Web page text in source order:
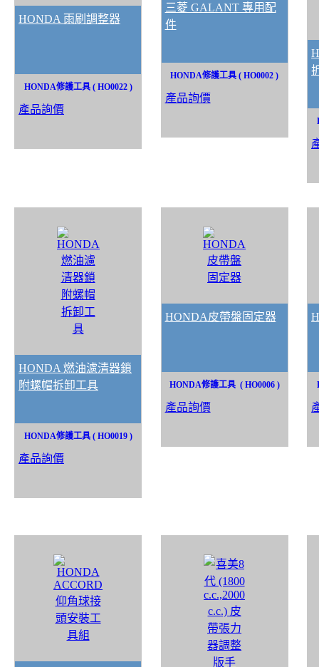
HONDA 雨刷調整器
HONDA修護工具 ( HO0022 )
產品詢價
三菱 GALANT 專用配
件
HONDA修護工具 ( HO0002 )
產品詢價
HONDA 燃油濾清器鎖
附螺帽拆卸工具
HONDA修護工具 ( HO0019 )
產品詢價
HONDA皮帶盤固定器
HONDA修護工具 ( HO0006 )
產品詢價